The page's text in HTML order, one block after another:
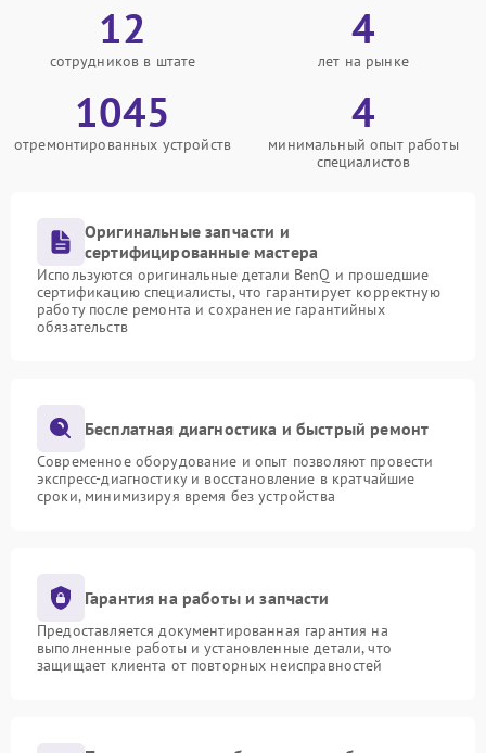
12
сотрудников в штате
4
лет на рынке
1045
отремонтированных устройств
4
минимальный опыт работы
специалистов
Оригинальные запчасти и
сертифицированные мастера
Используются оригинальные детали BenQ и прошедшие
сертификацию специалисты, что гарантирует корректную
работу после ремонта и сохранение гарантийных
обязательств
Бесплатная диагностика и быстрый ремонт
Современное оборудование и опыт позволяют провести
экспресс-диагностику и восстановление в кратчайшие
сроки, минимизируя время без устройства
Гарантия на работы и запчасти
Предоставляется документированная гарантия на
выполненные работы и установленные детали, что
защищает клиента от повторных неисправностей